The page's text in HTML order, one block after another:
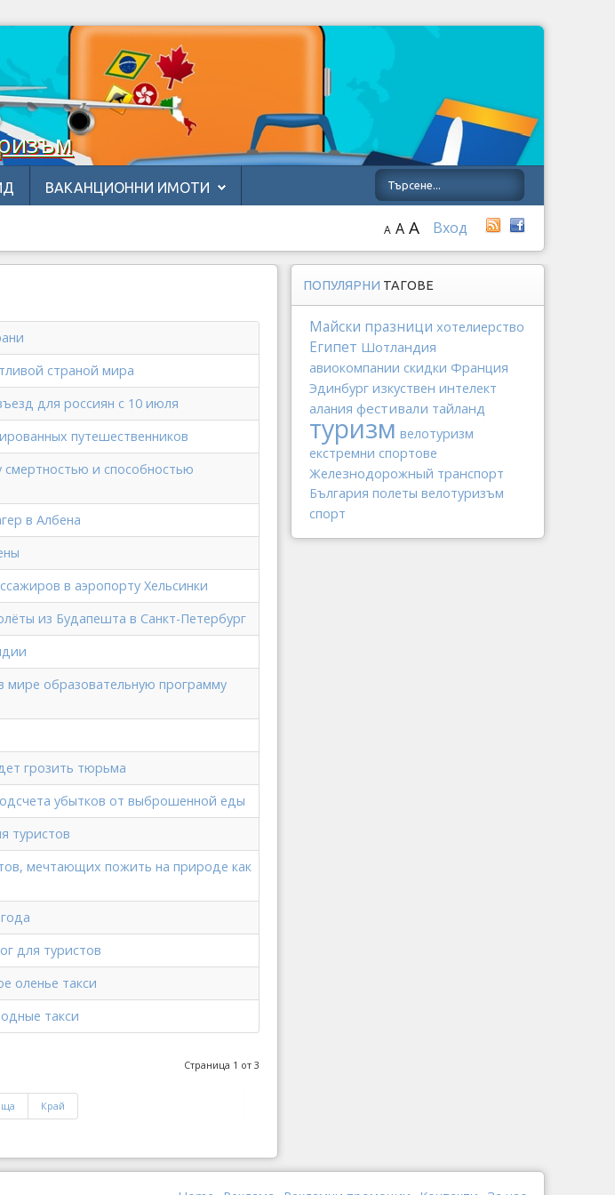
ВАКАНЦИОННИ ИМОТИ
Вход
A A A
страной мира
для россиян с 10 июля
путешественников
и способностью
в Албена
в аэропорту Хельсинки
из Будапешта в Санкт-Петербург
мире образовательную программу
грозить тюрьма
убытков от выброшенной еды
туристов
мечтающих пожить на природе как
для туристов
оленье такси
такси
Страница 1 от 3
Край
ПОПУЛЯРНИ ТАГОВЕ
Майски празници хотелиерство
Египет Шотландия
авиокомпании скидки Франция
Эдинбург изкуствен интелект
алания фестивали тайланд
туризм велотуризм
екстремни спортове
Железнодорожный транспорт
България полеты велотуризъм
спорт